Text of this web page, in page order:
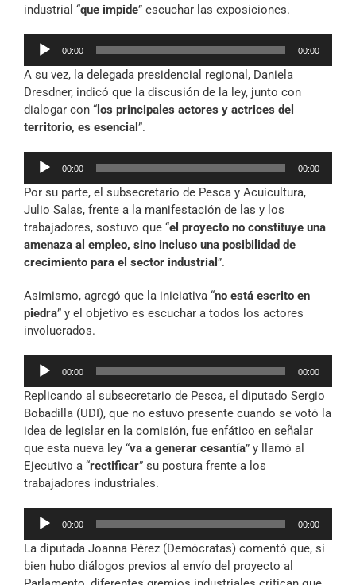
industrial “que impide” escuchar las exposiciones.
Reproductor
audio
00:00 00:00
A su vez, la delegada presidencial regional, Daniela
Dresdner, indicó que la discusión de la ley, junto con
dialogar con “ los principales actores y actrices del
territorio, es esencial ”.
Reproductor
audio
00:00 00:00
Por su parte, el subsecretario de Pesca y Acuicultura,
Julio Salas, frente a la manifestación de las y los
trabajadores, sostuvo que “el proyecto no constituye una
amenaza al empleo, sino incluso una posibilidad de
crecimiento para el sector industrial ”.
Asimismo, agregó que la iniciativa “no está escrito en
piedra” y el objetivo es escuchar a todos los actores
involucrados.
Reproductor
audio
00:00 00:00
Replicando al subsecretario de Pesca, el diputado Sergio
Bobadilla (UDI), que no estuvo presente cuando se votó la
idea de legislar en la comisión, fue enfático en señalar
que esta nueva ley “va a generar cesantía” y llamó al
Ejecutivo a “rectificar” su postura frente a los
trabajadores industriales.
Reproductor
audio
00:00 00:00
La diputada Joanna Pérez (Demócratas) comentó que, si
bien hubo diálogos previos al envío del proyecto al